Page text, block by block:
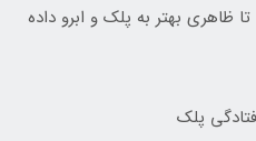
ظاهری بهتر به پلک و ابرو داده
پلک